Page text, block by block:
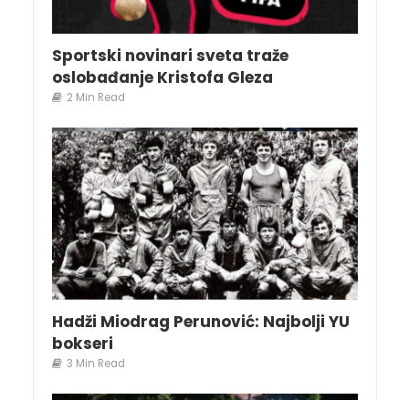
Sportski novinari sveta traže
oslobađanje Kristofa Gleza
2 Min Read
Hadži Miodrag Perunović: Najbolji YU
bokseri
3 Min Read